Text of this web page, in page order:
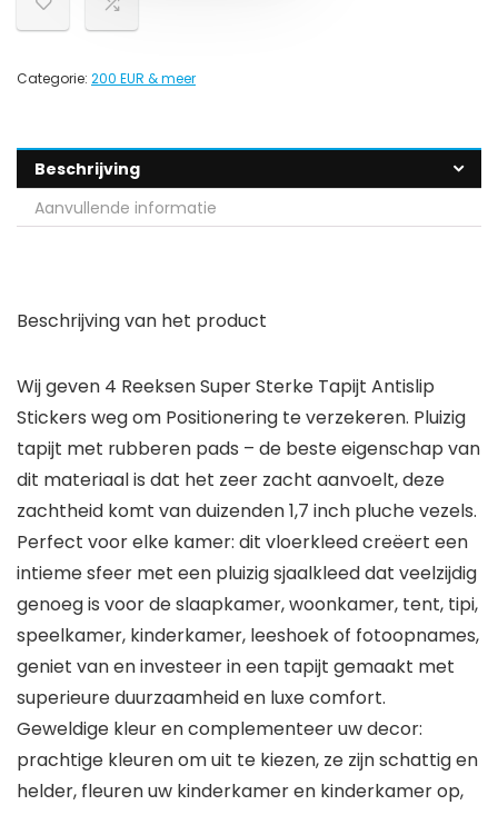
Categorie: 200 EUR & meer
Beschrijving
Aanvullende informatie
Beschrijving van het product
Wij geven 4 Reeksen Super Sterke Tapijt Antislip
Stickers weg om Positionering te verzekeren. Pluizig
tapijt met rubberen pads – de beste eigenschap van
dit materiaal is dat het zeer zacht aanvoelt, deze
zachtheid komt van duizenden 1,7 inch pluche vezels.
Perfect voor elke kamer: dit vloerkleed creëert een
intieme sfeer met een pluizig sjaalkleed dat veelzijdig
genoeg is voor de slaapkamer, woonkamer, tent, tipi,
speelkamer, kinderkamer, leeshoek of fotoopnames,
geniet van en investeer in een tapijt gemaakt met
superieure duurzaamheid en luxe comfort.
Geweldige kleur en complementeer uw decor:
prachtige kleuren om uit te kiezen, ze zijn schattig en
helder, fleuren uw kinderkamer en kinderkamer op,